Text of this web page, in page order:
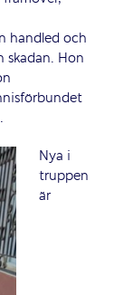
handled och
skadan. Hon
Nya i
truppen
är